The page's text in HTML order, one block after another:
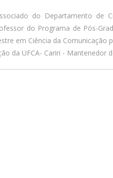
do Departamento de
do Programa de Pós-
em Ciência da Comunicação
da UFCA- Cariri - Mantenedor